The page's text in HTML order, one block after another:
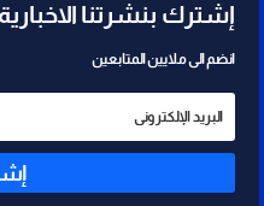
إشترك بنشرتنا الاخبارية
انضم الى ملايين المتابعين